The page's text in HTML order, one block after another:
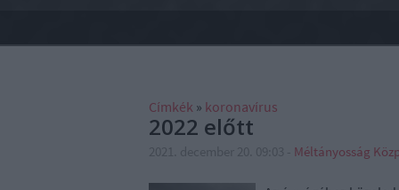
Címkék » koronavírus
2022 előtt
Méltányosság